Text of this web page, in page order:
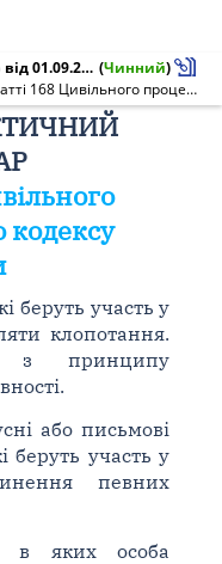
Науково-практичний коментар від 01.09.2012 (Чинний)
Науково-практичний коментар до статті 168 Цивільного процесуального кодексу України
кодексу
беруть участь у
клопотання.
з принципу
або письмові
беруть участь у
певних
в яких особа